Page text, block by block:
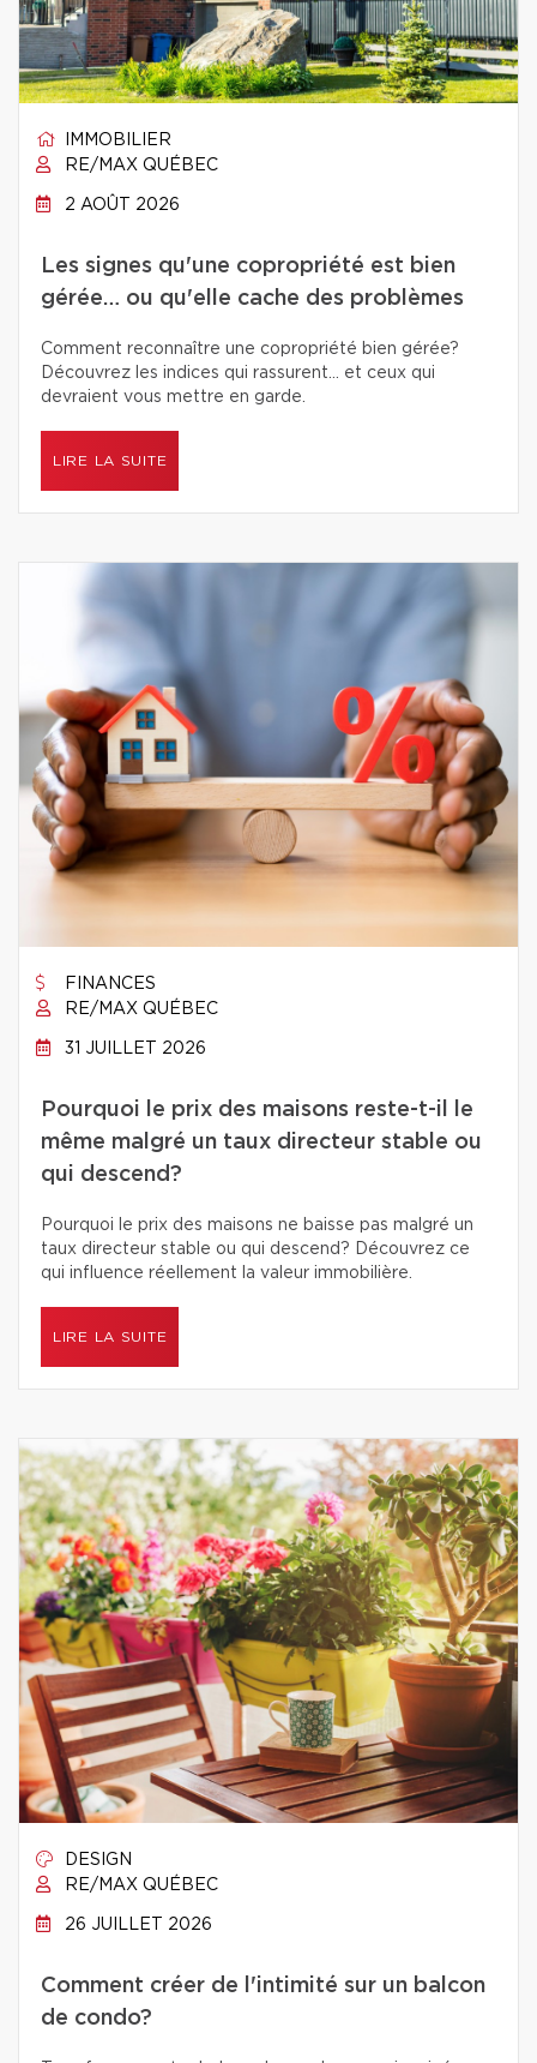
IMMOBILIER
RE/MAX QUÉBEC
2 AOÛT 2026
Les signes qu'une copropriété est bien
gérée… ou qu'elle cache des problèmes
Comment reconnaître une copropriété bien gérée?
Découvrez les indices qui rassurent… et ceux qui
devraient vous mettre en garde.
LIRE LA SUITE
FINANCES
RE/MAX QUÉBEC
31 JUILLET 2026
Pourquoi le prix des maisons reste-t-il le
même malgré un taux directeur stable ou
qui descend?
Pourquoi le prix des maisons ne baisse pas malgré un
taux directeur stable ou qui descend? Découvrez ce
qui influence réellement la valeur immobilière.
LIRE LA SUITE
DESIGN
RE/MAX QUÉBEC
26 JUILLET 2026
Comment créer de l'intimité sur un balcon
de condo?